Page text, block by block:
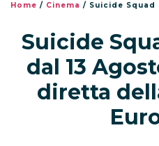
Home / Cinema / Suicide Squad al cinema
Suicide
dal 13
diretta